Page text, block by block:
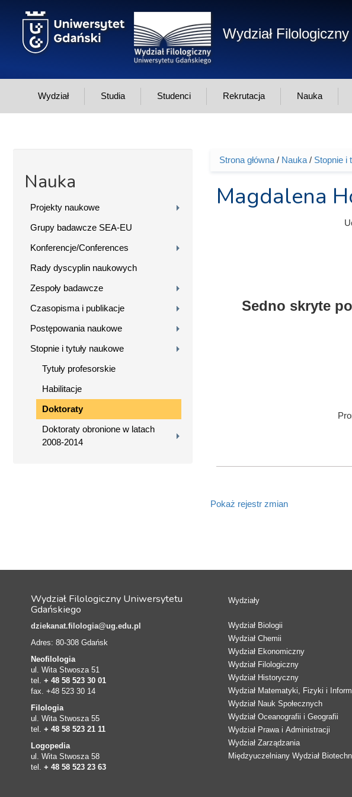
Wydział Filologiczny
Wydział Studia Studenci Rekrutacja Nauka
Nauka
Projekty naukowe
Grupy badawcze SEA-EU
Konferencje/Conferences
Rady dyscyplin naukowych
Zespoły badawcze
Czasopisma i publikacje
Postępowania naukowe
Stopnie i tytuły naukowe
Tytuły profesorskie
Habilitacje
Doktoraty
Doktoraty obronione w latach
2008-2014
Jesteś tutaj
Strona główna/ Nauka/ Stopnie i
Magdalena
Sedno skryte
Pokaż rejestr zmian
Wydział Filologiczny Uniwersytetu
Gdańskiego
dziekanat.filologia@ug.edu.pl
Adres: 80-308 Gdańsk
Neofilologia
ul. Wita Stwosza 51
tel. + 48 58 523 30 01
fax. +48 523 30 14
Filologia
ul. Wita Stwosza 55
tel. + 48 58 523 21 11
Logopedia
ul. Wita Stwosza 58
tel. + 48 58 523 23 63
Wydziały
Wydział Biologii
Wydział Chemii
Wydział Ekonomiczny
Wydział Filologiczny
Wydział Historyczny
Wydział Matematyki, Fizyki i
Wydział Nauk Społecznych
Wydział Oceanografii i Geografii
Wydział Prawa i Administracji
Wydział Zarządzania
Międzyuczelniany Wydział